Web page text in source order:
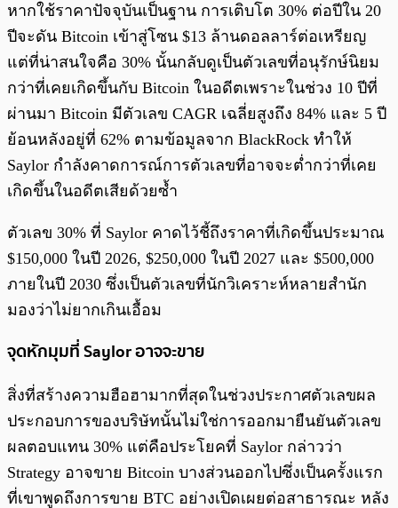
หากใช้ราคาปัจจุบันเป็นฐาน การเติบโต 30% ต่อปีใน 20
ปีจะดัน Bitcoin เข้าสู่โซน $13 ล้านดอลลาร์ต่อเหรียญ
แต่ที่น่าสนใจคือ 30% นั้นกลับดูเป็นตัวเลขที่อนุรักษ์นิยม
กว่าที่เคยเกิดขึ้นกับ Bitcoin ในอดีตเพราะในช่วง 10 ปีที่
ผ่านมา Bitcoin มีตัวเลข CAGR เฉลี่ยสูงถึง 84% และ 5 ปี
ย้อนหลังอยู่ที่ 62% ตามข้อมูลจาก BlackRock ทำให้
Saylor กำลังคาดการณ์การตัวเลขที่อาจจะต่ำกว่าที่เคย
เกิดขึ้นในอดีตเสียด้วยซ้ำ
ตัวเลข 30% ที่ Saylor คาดไว้ชี้ถึงราคาที่เกิดขึ้นประมาณ
$150,000 ในปี 2026, $250,000 ในปี 2027 และ $500,000
ภายในปี 2030 ซึ่งเป็นตัวเลขที่นักวิเคราะห์หลายสำนัก
มองว่าไม่ยากเกินเอื้อม
จุดหักมุมที่ Saylor อาจจะขาย
สิ่งที่สร้างความฮือฮามากที่สุดในช่วงประกาศตัวเลขผล
ประกอบการของบริษัทนั้นไม่ใช่การออกมายืนยันตัวเลข
ผลตอบแทน 30% แต่คือประโยคที่ Saylor กล่าวว่า
Strategy อาจขาย Bitcoin บางส่วนออกไปซึ่งเป็นครั้งแรก
ที่เขาพูดถึงการขาย BTC อย่างเปิดเผยต่อสาธารณะ หลัง